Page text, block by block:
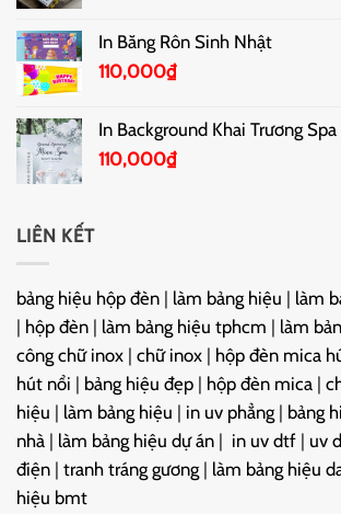
In Băng Rôn Sinh Nhật
110,000₫
In Background Khai Trương Spa
110,000₫
LIÊN KẾT
bảng hiệu hộp đèn | làm bảng hiệu | làm
| hộp đèn | làm bảng hiệu tphcm | làm
công chữ inox | chữ inox | hộp đèn mica
hút nổi | bảng hiệu đẹp | hộp đèn mica |
hiệu | làm bảng hiệu | in uv phẳng | bảng
nhà | làm bảng hiệu dự án | in uv dtf | uv
điện | tranh tráng gương | làm bảng hiệu
hiệu bmt